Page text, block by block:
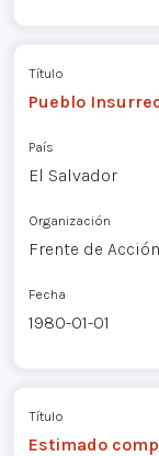
Título
Pueblo
País
El Salvador
Organización
Frente de
Fecha
1980-01-01
Título
Estimado